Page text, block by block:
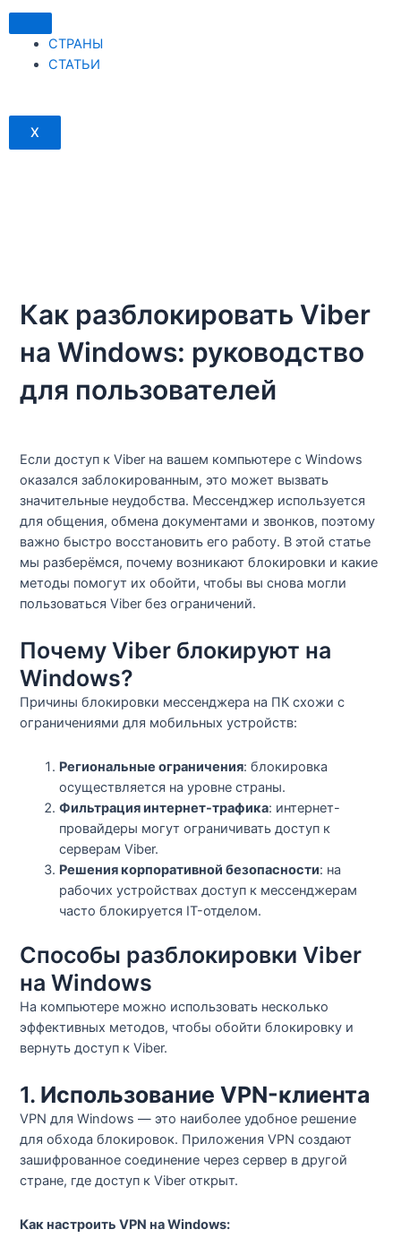
Перейти
содержимому
СТРАНЫ
СТАТЬИ
X
Как разблокировать Viber
на Windows: руководство
для пользователей
Если доступ к Viber на вашем компьютере с Windows
оказался заблокированным, это может вызвать
значительные неудобства. Мессенджер используется
для общения, обмена документами и звонков, поэтому
важно быстро восстановить его работу. В этой статье
мы разберёмся, почему возникают блокировки и какие
методы помогут их обойти, чтобы вы снова могли
пользоваться Viber без ограничений.
Почему Viber блокируют на
Windows?
Причины блокировки мессенджера на ПК схожи с
ограничениями для мобильных устройств:
Региональные ограничения: блокировка
осуществляется на уровне страны.
Фильтрация интернет-трафика: интернет-
провайдеры могут ограничивать доступ к
серверам Viber.
Решения корпоративной безопасности: на
рабочих устройствах доступ к мессенджерам
часто блокируется IT-отделом.
Способы разблокировки Viber
на Windows
На компьютере можно использовать несколько
эффективных методов, чтобы обойти блокировку и
вернуть доступ к Viber.
1. Использование VPN-клиента
VPN для Windows — это наиболее удобное решение
для обхода блокировок. Приложения VPN создают
зашифрованное соединение через сервер в другой
стране, где доступ к Viber открыт.
Как настроить VPN на Windows: